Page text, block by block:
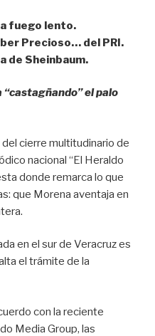
pfuego lento.
Precioso… del PRI.
de Sheinbaum.
“castagñando” el palo
cierre multitudinario de
nacional “El Heraldo
donde remarca lo que
que Morena aventaja en
en el sur de Veracruz es
el trámite de la
con la reciente
Media Group, las